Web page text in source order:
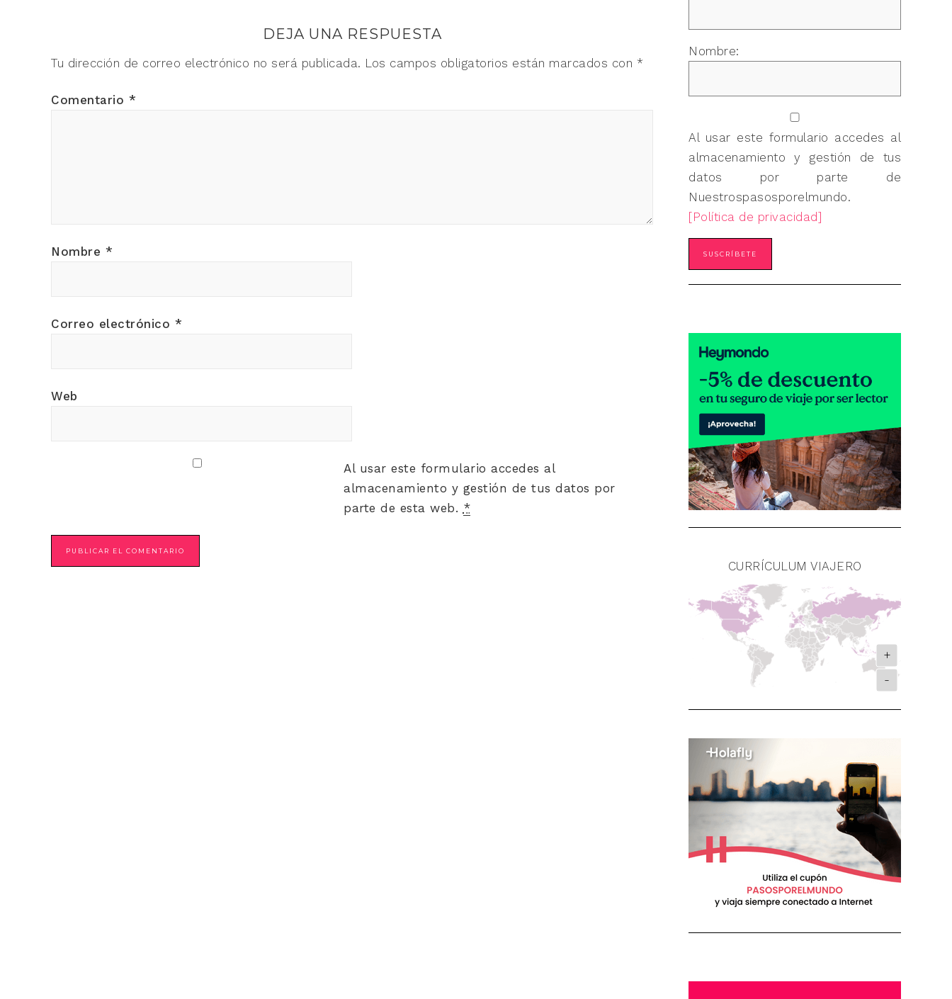
DEJA UNA RESPUESTA
Tu dirección de correo electrónico no será publicada. Los campos obligatorios están marcados con *
Comentario *
Nombre *
Correo electrónico *
Web
Al usar este formulario accedes al
almacenamiento y gestión de tus datos por
parte de esta web. *
Nombre:
Al usar este formulario accedes al
almacenamiento y gestión de tus
datos por parte de
Nuestrospasosporelmundo.
[Política de privacidad]
CURRÍCULUM VIAJERO
+
-